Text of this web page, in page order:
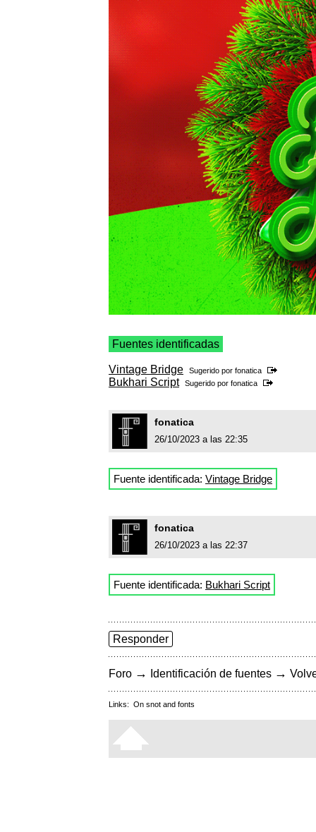
Fuentes identificadas
Vintage Bridge Sugerido por fonatica
Bukhari Script Sugerido por fonatica
fonatica
26/10/2023 a las 22:35
Fuente identificada: Vintage Bridge
fonatica
26/10/2023 a las 22:37
Fuente identificada: Bukhari Script
Responder
Foro → Identificación de fuentes →
Links: On snot and fonts